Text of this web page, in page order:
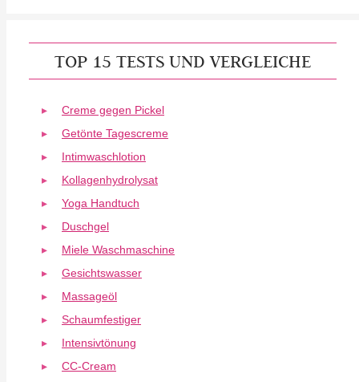
TOP 15 TESTS UND VERGLEICHE
Creme gegen Pickel
Getönte Tagescreme
Intimwaschlotion
Kollagenhydrolysat
Yoga Handtuch
Duschgel
Miele Waschmaschine
Gesichtswasser
Massageöl
Schaumfestiger
Intensivtönung
CC-Cream